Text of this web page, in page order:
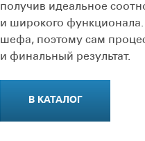
получив идеальное
и широкого
шефа, поэтому сам
и финальный результат.
В КАТАЛОГ